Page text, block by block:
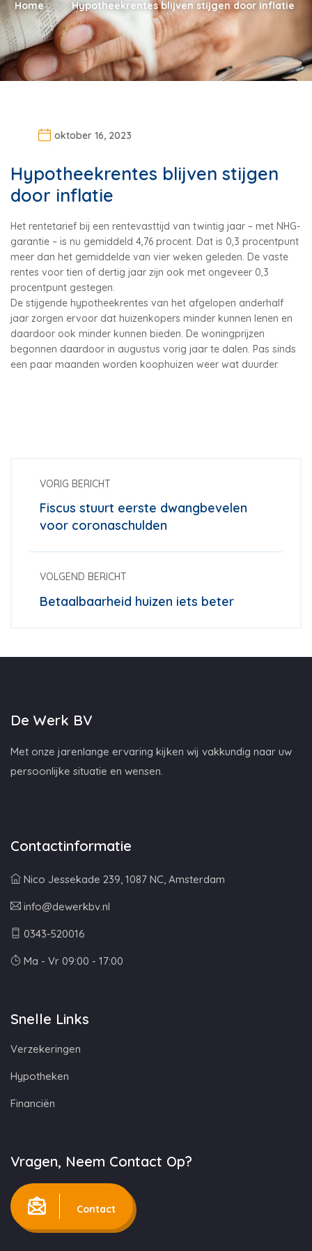
Home Hypotheekrentes blijven stijgen door inflatie
oktober 16, 2023
Hypotheekrentes blijven stijgen
door inflatie
Het rentetarief bij een rentevasttijd van twintig jaar – met NHG-
garantie – is nu gemiddeld 4,76 procent. Dat is 0,3 procentpunt
meer dan het gemiddelde van vier weken geleden. De vaste
rentes voor tien of dertig jaar zijn ook met ongeveer 0,3
procentpunt gestegen.
De stijgende hypotheekrentes van het afgelopen anderhalf
jaar zorgen ervoor dat huizenkopers minder kunnen lenen en
daardoor ook minder kunnen bieden. De woningprijzen
begonnen daardoor in augustus vorig jaar te dalen. Pas sinds
een paar maanden worden koophuizen weer wat duurder.
VORIG BERICHT
Fiscus stuurt eerste dwangbevelen
voor coronaschulden
VOLGEND BERICHT
Betaalbaarheid huizen iets beter
De Werk BV
Met onze jarenlange ervaring kijken wij vakkundig naar uw
persoonlijke situatie en wensen.
Contactinformatie
Nico Jessekade 239, 1087 NC, Amsterdam
info@dewerkbv.nl
0343-520016
Ma - Vr 09:00 - 17:00
Snelle Links
Verzekeringen
Hypotheken
Financiën
Vragen, Neem Contact Op?
Contact